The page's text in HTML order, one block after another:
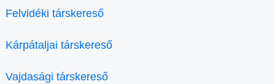
Felvidéki társkereső
Kárpátaljai társkereső
Vajdasági társkereső